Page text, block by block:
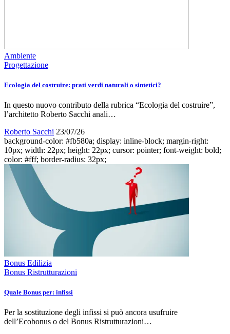
Ambiente
Progettazione
Ecologia del costruire: prati verdi naturali o sintetici?
In questo nuovo contributo della rubrica “Ecologia del costruire”,
l’architetto Roberto Sacchi anali…
Roberto Sacchi 23/07/26
background-color: #fb580a; display: inline-block; margin-right:
10px; width: 22px; height: 22px; cursor: pointer; font-weight: bold;
color: #fff; border-radius: 32px;
Bonus Edilizia
Bonus Ristrutturazioni
Quale Bonus per: infissi
Per la sostituzione degli infissi si può ancora usufruire
dell’Ecobonus o del Bonus Ristrutturazioni…